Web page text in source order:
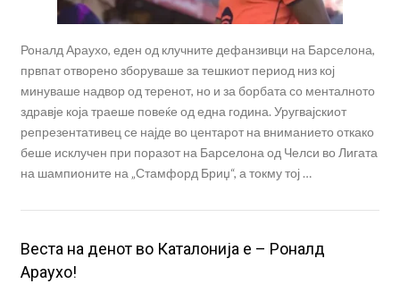
Роналд Араухо, еден од клучните дефанзивци на Барселона,
првпат отворено зборуваше за тешкиот период низ кој
минуваше надвор од теренот, но и за борбата со менталното
здравје која траеше повеќе од една година. Уругвајскиот
репрезентативец се најде во центарот на вниманието откако
беше исклучен при поразот на Барселона од Челси во Лигата
на шампионите на „Стамфорд Бриџ“, а токму тој …
Веста на денот во Каталонија е – Роналд
Араухо!